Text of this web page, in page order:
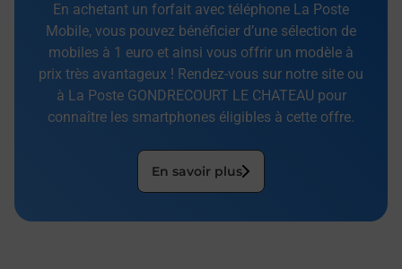
En achetant un forfait avec téléphone La Poste
Mobile, vous pouvez bénéficier d’une sélection de
mobiles à 1 euro et ainsi vous offrir un modèle à
prix très avantageux ! Rendez-vous sur notre site ou
à La Poste GONDRECOURT LE CHATEAU pour
connaître les smartphones éligibles à cette offre.
En savoir plus